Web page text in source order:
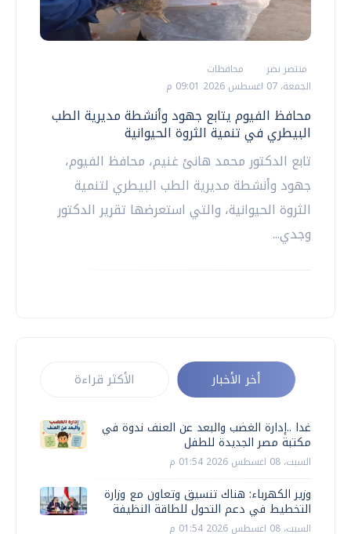
منتصر نضر
محافظات
الجمعة، 07 اغسطس 2026 09:01 م
محافظ الفيوم يتابع جهود وأنشطة مديرية الطب
البيطري في تنمية الثروة الحيوانية
تابع الدكتور محمد هانئ غنيم، محافظ الفيوم،
جهود وأنشطة مديرية الطب البيطري لتنمية
الثروة الحيوانية، والتي استعرضها تقرير الدكتور
وجدي...
أخر الأخبار الأكثر قراءة
غدا ..إدارة الغضب والبعد عن العنف ندوة في
مكتبة مصر الجديدة للطفل
السبت، 08 اغسطس 2026 01:54 م
وزير الكهرباء: هناك تنسيق وتعاون مع وزارة
التخطيط في دعم التحول للطاقة النظيفة
السبت، 08 اغسطس 2026 01:54 م